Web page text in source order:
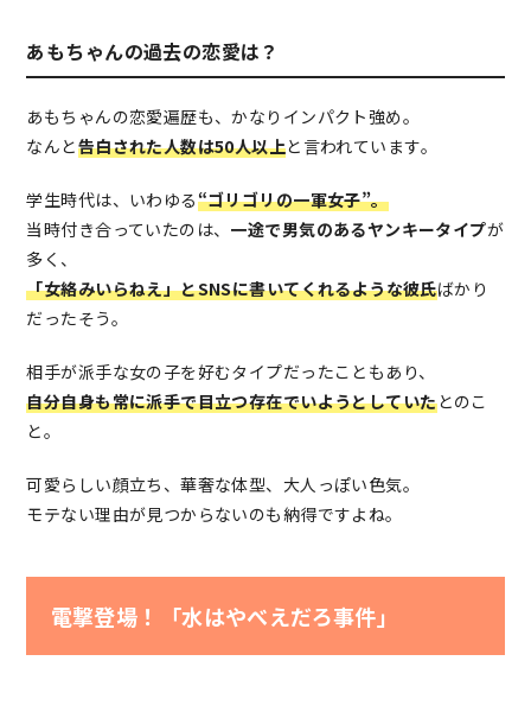
あもちゃんの過去の恋愛は？
あもちゃんの恋愛遍歴も、かなりインパクト強め。
なんと告白された人数は50人以上と言われています。
学生時代は、いわゆる“ゴリゴリの一軍女子”。
当時付き合っていたのは、 一途で男気のあるヤンキータイプが
多く、
「女絡みいらねえ」とSNSに書いてくれるような彼氏ばかり
だったそう。
相手が派手な女の子を好むタイプだったこともあり、
自分自身も常に派手で目立つ存在でいようとしていたとのこ
と。
可愛らしい顔立ち、華奢な体型、大人っぽい色気。
モテない理由が見つからないのも納得ですよね。
電撃登場！「水はやべえだろ事件」